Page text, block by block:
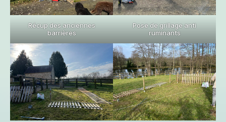
Récup des anciennes
barrières
Pose de grillage anti
ruminants